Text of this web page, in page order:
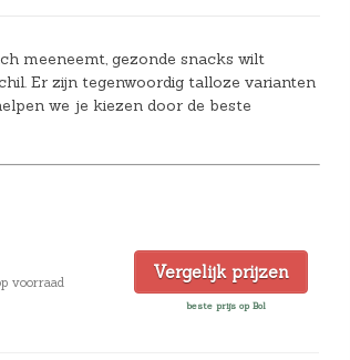
en inbakeren
meeneemt, gezonde snacks wilt
Er zijn tegenwoordig talloze varianten
we je kiezen door de beste
voorraad Vergelijk prijzen
beste prijs op Bol